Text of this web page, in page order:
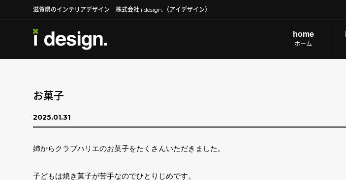
滋賀県のインテリアデザイン 株式会社 i design.（アイデザイン）
home
ホーム
お菓子
2025.01.31
姉からクラブハリエのお菓子をたくさんいただきました。
子どもは焼き菓子が苦手なのでひとりじめです。